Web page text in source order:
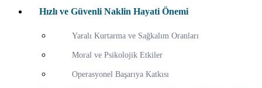
Hızlı ve Güvenli Naklin Hayati Önemi
Yaralı Kurtarma ve Sağkalım Oranları
Moral ve Psikolojik Etkiler
Operasyonel Başarıya Katkısı